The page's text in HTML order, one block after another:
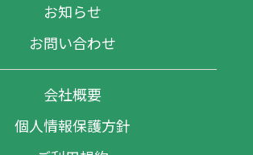
お知らせ
お問い合わせ
会社概要
個人情報保護方針